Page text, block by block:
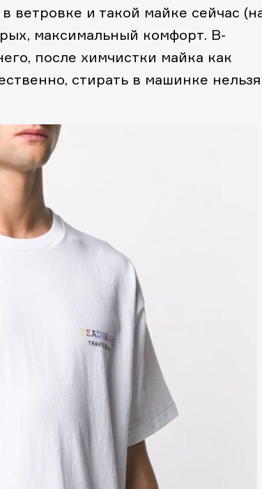
ветровке и такой майке сейчас
максимальный комфорт. В-
после химчистки майка как
стирать в машинке